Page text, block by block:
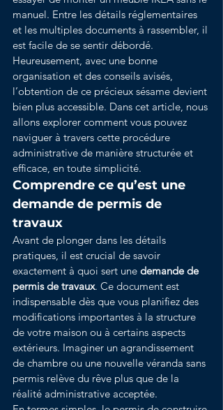
manuel. Entre les détails réglementaires
et les multiples documents à rassembler, il
est facile de se sentir débordé.
Heureusement, avec une bonne
organisation et des conseils avisés,
l’obtention de ce précieux sésame devient
bien plus accessible. Dans cet article, nous
allons explorer comment vous pouvez
naviguer à travers cette procédure
administrative de manière structurée et
efficace, en toute simplicité.
Comprendre ce qu’est une
demande de permis de
travaux
Avant de plonger dans les détails
pratiques, il est crucial de savoir
exactement à quoi sert une demande de
permis de travaux. Ce document est
indispensable dès que vous planifiez des
modifications importantes à la structure
de votre maison ou à certains aspects
extérieurs. Imaginer un agrandissement
de chambre ou une nouvelle véranda sans
permis relève du rêve plus que de la
réalité administrative acceptée.